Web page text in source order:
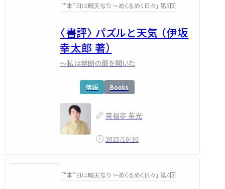
「“本”日は晴天なり ～めくるめく日々」 第5回
〈書評〉 パズルと天気 （伊坂
幸太郎 著）
～私は禁断の扉を開いた
落語 Books
笑福亭 茶光
2025/10/30
「“本”日は晴天なり ～めくるめく日々」 第4回